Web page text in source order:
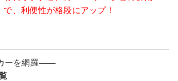
で、利便性が格段にアップ！
ーを網羅――